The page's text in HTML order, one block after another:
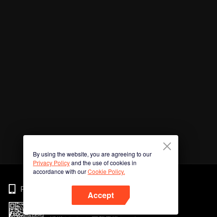
By using the website, you are agreeing to our
Privacy Policyand the use of cookies in
accordance with ourCookie Policy.
Accept
Phone